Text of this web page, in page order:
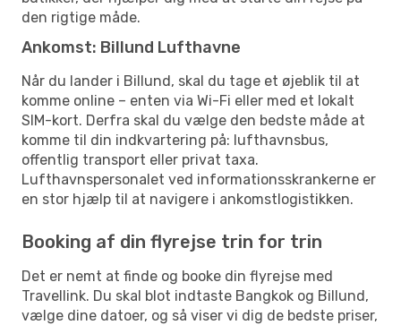
den rigtige måde.
Ankomst: Billund Lufthavne
Når du lander i Billund, skal du tage et øjeblik til at
komme online – enten via Wi-Fi eller med et lokalt
SIM-kort. Derfra skal du vælge den bedste måde at
komme til din indkvartering på: lufthavnsbus,
offentlig transport eller privat taxa.
Lufthavnspersonalet ved informationsskrankerne er
en stor hjælp til at navigere i ankomstlogistikken.
Booking af din flyrejse trin for trin
Det er nemt at finde og booke din flyrejse med
Travellink. Du skal blot indtaste Bangkok og Billund,
vælge dine datoer, og så viser vi dig de bedste priser,